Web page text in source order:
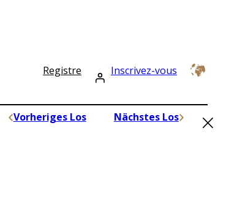
Registre Inscrivez-vous
Vorheriges Los Nächstes Los ×